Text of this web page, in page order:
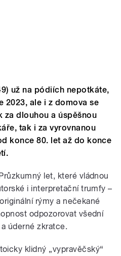
už na pódiích nepotkáte,
2023, ale i z domova se
za dlouhou a úspěšnou
tak i za vyrovnanou
konce 80. let až do konce
let, které vládnou
i interpretační trumfy –
rýmy a nečekané
odpozorovat všední
úderné zkratce.
klidný „vypravěčský“